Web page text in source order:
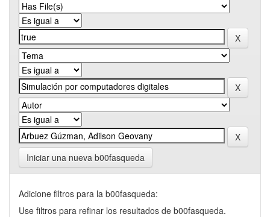
Iniciar una nueva b00fasqueda
Adicione filtros para la b00fasqueda:
Use filtros para refinar los resultados de b00fasqueda.